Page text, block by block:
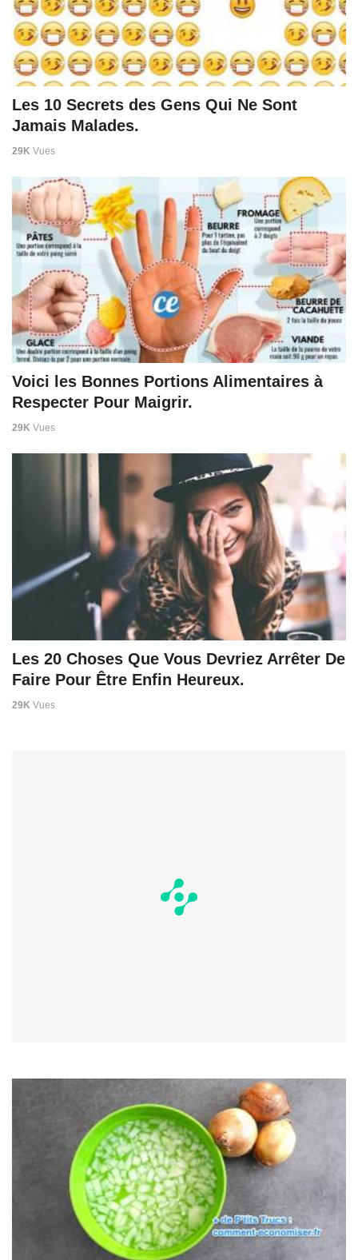
Les 10 Secrets des Gens Qui Ne Sont
Jamais Malades.
29K Vues
Voici les Bonnes Portions Alimentaires à
Respecter Pour Maigrir.
29K Vues
Les 20 Choses Que Vous Devriez Arrêter De
Faire Pour Être Enfin Heureux.
29K Vues